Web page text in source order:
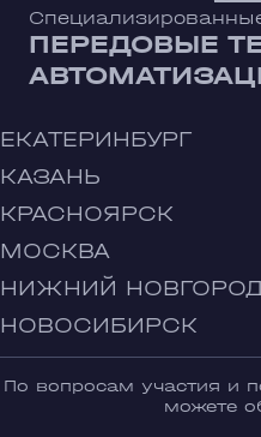
ПЕРЕДОВЫЕ
ЕКАТЕРИНБУРГ
КАЗАНЬ
КРАСНОЯРСК
МОСКВА
НИЖНИЙ
НОВОСИБИРСК
По вопросам участия и
можете